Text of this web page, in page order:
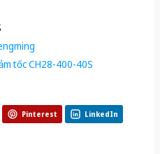
tốc CH28-400-40S
Pinterest LinkedIn